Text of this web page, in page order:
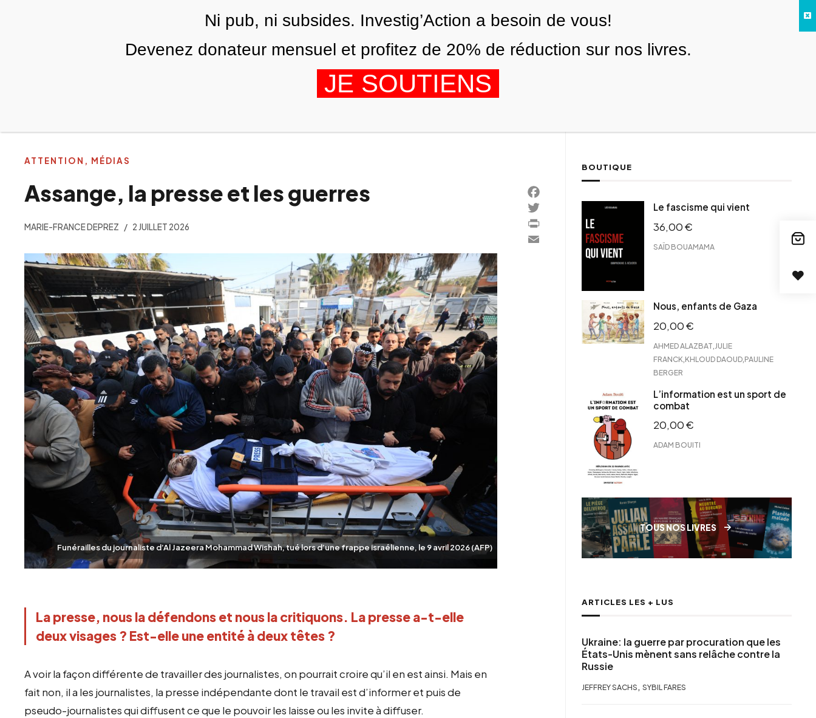
NOUS AGENDA
Funérailles du journaliste d’Al Jazeera Mohammad Wishah, tué lors d’une frappe israélienne, le 9 avril 2026 (AFP)
Assange, la presse et les guerres
MARIE-FRANCE DEPREZ 2 JUILLET 2026
La presse, nous la défendons et nous la critiquons. La presse a-t-elle
deux visages ? Est-elle une entité à deux têtes ?
A voir la façon différente de travailler des journalistes, on pourrait croire qu’il en est ainsi. Mais en
fait non, il a les journalistes, la presse indépendante dont le travail est d’informer et puis de
pseudo-journalistes qui diffusent ce que le pouvoir les laisse ou les invite à diffuser.
ATTENTION, MÉDIAS
Facebook
Twitter
PrintFriendly
Email
BOUTIQUE
Le fascisme qui vient
36,00€
SAÏD BOUAMAMA
Nous, enfants de Gaza
20,00€
AHMED ALAZBAT JULIE
FRANCK KHLOUD DAOUD PAULINE
BERGER
L’information est un sport de
combat
20,00€
ADAM BOUITI
TOUS NOS LIVRES
ARTICLES LES + LUS
Ukraine: la guerre par procuration que les
États-Unis mènent sans relâche contre la
Russie
JEFFREY SACHS , SYBIL FARES
Ni pub, ni subsides. Investig’Action a besoin de vous!
Devenez donateur mensuel et profitez de 20% de réduction sur nos livres.
JE SOUTIENS